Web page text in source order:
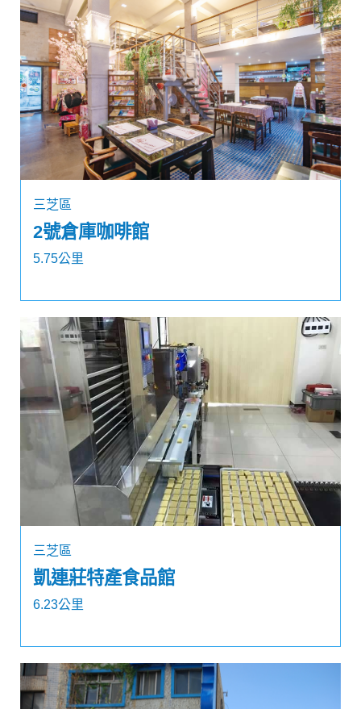
三芝區
2號倉庫咖啡館
5.75公里
三芝區
凱連莊特產食品館
6.23公里